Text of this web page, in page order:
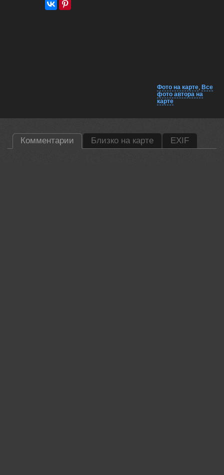
Фото на карте, Все
фото автора на
карте
Комментарии Близко на карте EXIF